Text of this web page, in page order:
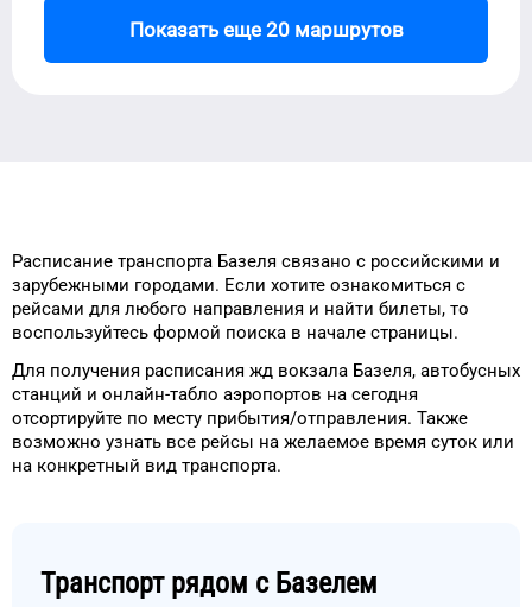
Показать еще 20 маршрутов
Расписание транспорта Базеля связано с российскими и
зарубежными городами. Если хотите ознакомиться с
рейсами для любого направления и найти билеты, то
воспользуйтесь формой поиска в начале страницы.
Для получения расписания жд вокзала Базеля, автобусных
станций и онлайн-табло аэропортов на сегодня
отсортируйте по месту прибытия/отправления. Также
возможно узнать все рейсы на желаемое время суток или
на конкретный вид транспорта.
Транспорт рядом с Базелем